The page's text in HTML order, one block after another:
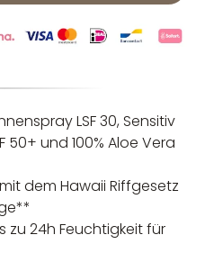
LSF 30, Sensitiv
50+ und 100% Aloe Vera
dem Hawaii Riffgesetz
zu 24h Feuchtigkeit für